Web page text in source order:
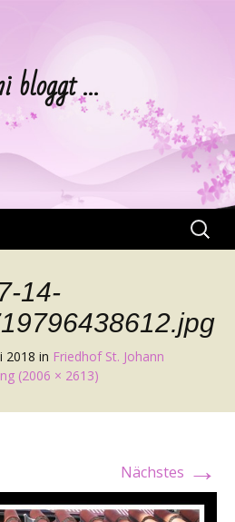
bloggt …
Suchen
nach:
14-
2018 in Friedhof St. Johann
(2006 × 2613)
Nächstes →